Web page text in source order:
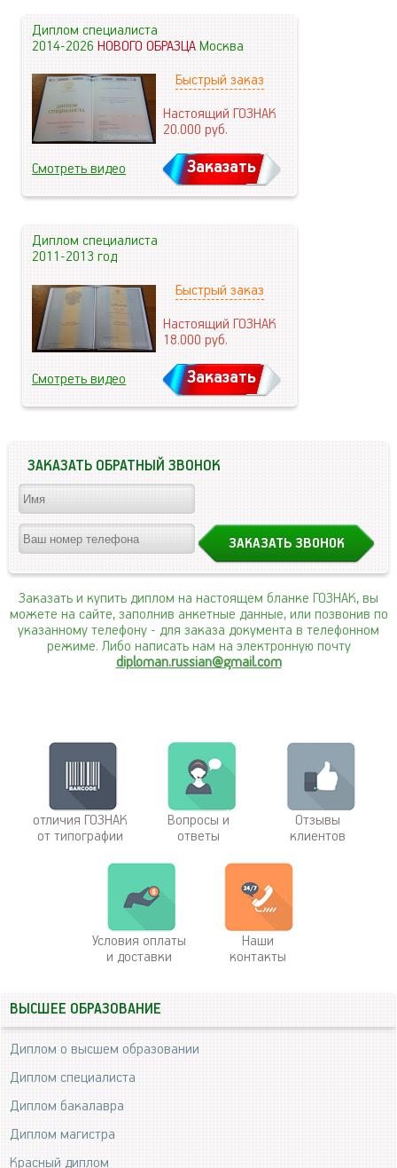
Диплом специалиста
2014-2026НОВОГО ОБРАЗЦАМосква
Быстрый заказ
Настоящий ГОЗНАК
20.000руб.
Смотреть видео Заказать
Диплом специалиста
2011-2013 год
Быстрый заказ
Настоящий ГОЗНАК
18.000руб.
Смотреть видео Заказать
ЗАКАЗАТЬ ОБРАТНЫЙ ЗВОНОК
Заказать и купить диплом на настоящем бланке ГОЗНАК, вы
можете на сайте, заполнив анкетные данные, или позвонив по
указанному телефону - для заказа документа в телефонном
режиме. Либо написать нам на электронную почту
diploman.russian@gmail.com
отличия ГОЗНАК
от типографии
Вопросы и
ответы
Отзывы
клиентов
Условия оплаты
и доставки
Наши
контакты
ВЫСШЕЕ ОБРАЗОВАНИЕ
Диплом о высшем образовании
Диплом специалиста
Диплом бакалавра
Диплом магистра
Красный диплом